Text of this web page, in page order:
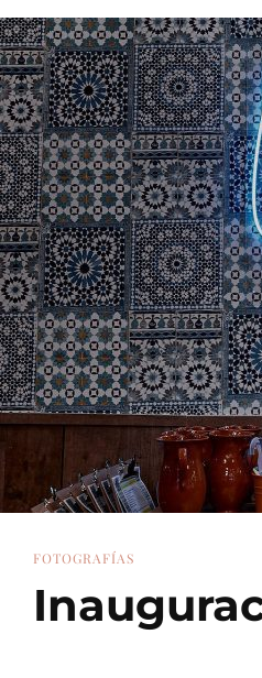
FOTOGRAFÍAS